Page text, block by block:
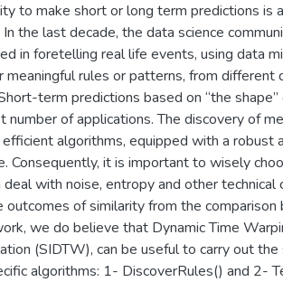
to make short or long term predictions is
In the last decade, the data science
in foretelling real life events, using data
meaningful rules or patterns, from different
term predictions based on “the
number of applications. The discovery of
algorithms, equipped with a robust
Consequently, it is important to wisely
deal with noise, entropy and other
outcomes of similarity from the
we do believe that Dynamic Time
(SIDTW), can be useful to carry out
algorithms: 1- DiscoverRules() and 2-